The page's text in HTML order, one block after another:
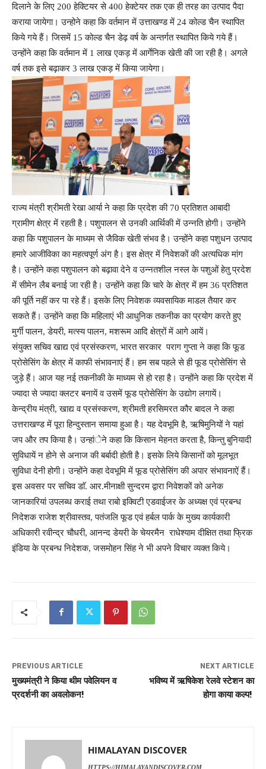
दिलाने के लिए 200 हेक्टियर से 400 हेक्टेयर तक एक ही तरह का उत्पाद पैदा
कराया जायेगा। उन्होने कहा कि वर्तमान में उत्ताखण्ड में 24 कोल्ड चैन स्थापित
किये गये हैं। जिसमें 15 कोल्ड चैन डेढ़ वर्ष के अन्तर्गत स्थापित किये गये हैं।
उन्होंने कहा कि वर्तमान में 1 लाख एकड़ में आर्गेनिक खेती की जा रही है। अगले
वर्ष तक इसे बढ़ाकर 3 लाख एकड़ में किया जायेगा।
राज्य मंत्री श्रीमती रेखा आर्या ने कहा कि प्रदेश की 70 प्रतिशत आबादी
ग्रामीण क्षेत्र में रहती है। पशुपालन से उनकी आर्थिकी में उन्नति होगी। उन्होंने
कहा कि पशुपालन के माध्यम से जैविक खेती संभव है। उन्होंने कहा पशुधन उत्पाद
हमारे आजीविका का महत्वपूर्ण अंग है। इस क्षेत्र में निवेशकों की अत्यधिक मांग
है। उन्होंने कहा पशुपालन को बढ़ावा देने व उन्नतशील नस्ल के पशुओं हेतु प्रदेश
में सीमेन लैब बनाई जा रही है। उन्होंने कहा कि चारे के क्षेत्र में हम 36 प्रतिशत
की पूर्ति नहीं कर पा रहे हैं। इसके लिए निवेशक व्यवसायिक माडल तैयार कर
सकते हैं। उन्होंने कहा कि महिलाएं भी आधुनिक तकनीक का प्रयोग करते हुए
मुर्गी पालन, डेयरी, मत्स्य पालन, मशरूम आदि क्षेत्रों में आगे आयें।
संयुक्त सचिव खाद्य एवं प्रसंस्करण, भारत सरकार पराग गुप्ता ने कहा कि फूड
प्रोसेसिंग के क्षेत्र में काफी संभावनाएं हैं। हम सब पहले से ही फूड प्रोसेसिंग से
जुड़े हैं। आज यह नई तकनीकी के माध्यम से हो रहा है। उन्होंने कहा कि प्रदेश में
ज्यादा से ज्यादा क्लटर बनायें व उसमें फूड प्रोसेसिंग के उद्योग लगायें।
केन्द्रीय मंत्री, खाद्य व प्रसंस्करण, श्रीमती हरसिमरत कौर बादल ने कहा
उत्तराखण्ड में पूरा हिन्दुस्तान समाया हुआ है। यह देवभूमि है, ऋषिमुनियों ने यहां
जप और तप किया है। उन्हांेने कहा कि किसान मेहनत करता है, किन्तु बुनियादी
सुविधायें न होने से अनाज की बर्बादी होती है। इसके लिये किसानों को मूलभूत
सुविधा देनी होगी। उन्होंने कहा देवभूमि में फूड प्रोसेसिंग की अपार संभावनाऐं हैं।
इस अवसर पर सचिव डाॅ. आर.मीनाक्षी सुन्दरम द्वारा निवेशकों को अनेक
जानकारियां उपलब्ध कराई तथा राबो इक्विटी एडवाईजर के अध्यक्ष एवं प्रबन्ध
निदेशक राजेश श्रीवास्तव, पतंजलि फूड एवं हर्बल पार्क के मुख्य कार्यकारी
अधिकारी रवीन्द्र चौधरी, आनन्द डेयरी के चेयरमैन राधेश्याम दीक्षित तथा फ्रिक
इंडिया के प्रबन्ध निदेशक, जसमोहन सिंह ने भी अपने विचार व्यक्त किये।
PREVIOUS ARTICLE
मुख्यमंत्री ने किया थीम पवेलियन व
प्रदर्शनी का अवलोकन!
NEXT ARTICLE
भविष्य में ऋषिकेश रेलवे स्टेशन का
होगा काया कल्प!
HIMALAYAN DISCOVER
HTTPS://HIMALAYANDISCOVER.COM